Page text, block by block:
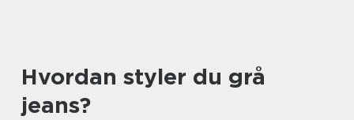
Hvordan styler du grå
jeans?